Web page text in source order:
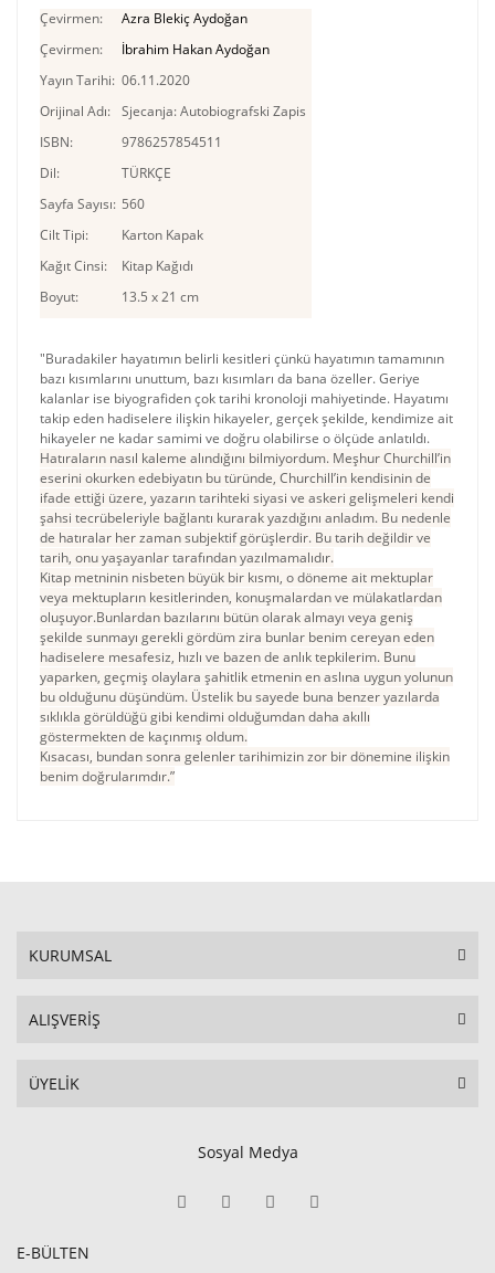
Çevirmen:
Azra Blekiç Aydoğan
Çevirmen:
İbrahim Hakan Aydoğan
Yayın Tarihi: 06.11.2020
Orijinal Adı: Sjecanja: Autobiografski Zapis
ISBN:
9786257854511
Dil:
TÜRKÇE
Sayfa Sayısı: 560
Cilt Tipi:
Karton Kapak
Kağıt Cinsi:
Kitap Kağıdı
Boyut:
13.5 x 21 cm
"Buradakiler hayatımın belirli kesitleri çünkü hayatımın tamamının
bazı kısımlarını unuttum, bazı kısımları da bana özeller. Geriye
kalanlar ise biyografiden çok tarihi kronoloji mahiyetinde. Hayatımı
takip eden hadiselere ilişkin hikayeler, gerçek şekilde, kendimize ait
hikayeler ne kadar samimi ve doğru olabilirse o ölçüde anlatıldı.
Hatıraların nasıl kaleme alındığını bilmiyordum. Meşhur Churchill’in
eserini okurken edebiyatın bu türünde, Churchill’in kendisinin de
ifade ettiği üzere, yazarın tarihteki siyasi ve askeri gelişmeleri kendi
şahsi tecrübeleriyle bağlantı kurarak yazdığını anladım. Bu nedenle
de hatıralar her zaman subjektif görüşlerdir. Bu tarih değildir ve
tarih, onu yaşayanlar tarafından yazılmamalıdır.
Kitap metninin nisbeten büyük bir kısmı, o döneme ait mektuplar
veya mektupların kesitlerinden, konuşmalardan ve mülakatlardan
oluşuyor.Bunlardan bazılarını bütün olarak almayı veya geniş
şekilde sunmayı gerekli gördüm zira bunlar benim cereyan eden
hadiselere mesafesiz, hızlı ve bazen de anlık tepkilerim. Bunu
yaparken, geçmiş olaylara şahitlik etmenin en aslına uygun yolunun
bu olduğunu düşündüm. Üstelik bu sayede buna benzer yazılarda
sıklıkla görüldüğü gibi kendimi olduğumdan daha akıllı
göstermekten de kaçınmış oldum.
Kısacası, bundan sonra gelenler tarihimizin zor bir dönemine ilişkin
benim doğrularımdır.”
KURUMSAL
ALIŞVERİŞ
ÜYELİK
Sosyal Medya
E-BÜLTEN